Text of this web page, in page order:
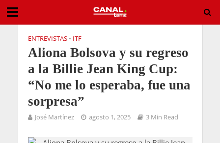
ENTREVISTAS • ITF
Aliona Bolsova y su regreso
a la Billie Jean King Cup:
“No me lo esperaba, fue una
sorpresa”
José Martínez agosto 1, 2025 3 Min Read